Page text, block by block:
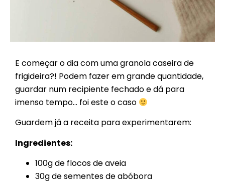
E começar o dia com uma granola caseira de
frigideira?! Podem fazer em grande quantidade,
guardar num recipiente fechado e dá para
imenso tempo… foi este o caso
Guardem já a receita para experimentarem:
Ingredientes:
100g de flocos de aveia
30g de sementes de abóbora